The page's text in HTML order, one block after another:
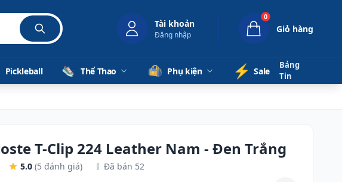
Tài khoản
Đăng nhập
0
Giỏ hàng
Pickleball Thể Thao Phụ kiện ⚡️ Sale
Bảng
Tin
T-Clip 224 Leather Nam - Đen Trắng
5.0 (5 đánh giá) Đã bán 52